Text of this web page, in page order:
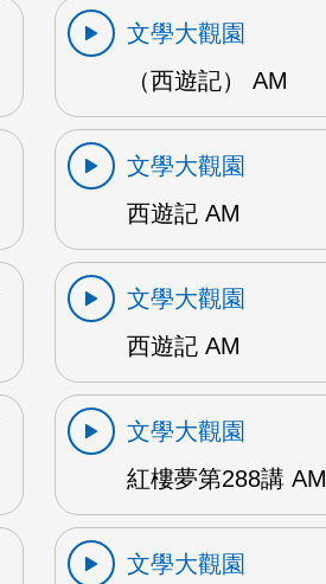
文學大觀園
（西遊記） AM
文學大觀園
西遊記 AM
文學大觀園
西遊記 AM
文學大觀園
紅樓夢第288講 AM
文學大觀園